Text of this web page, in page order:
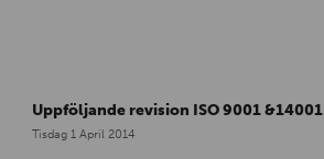
Uppföljande revision ISO 9001 &14001
Tisdag 1 April 2014